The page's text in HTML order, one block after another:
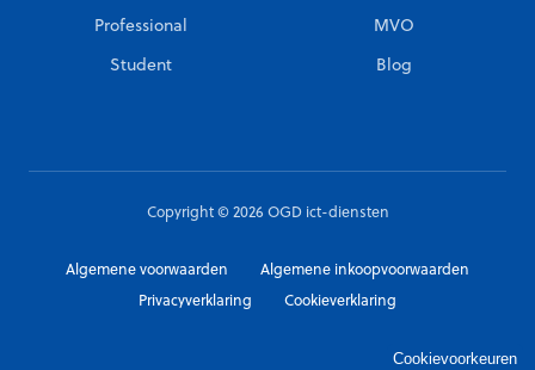
Cookievoorkeuren
Professional
Student
MVO
Blog
Copyright © 2026 OGD ict-diensten
Algemene voorwaarden
Algemene inkoopvoorwaarden
Privacyverklaring
Cookieverklaring